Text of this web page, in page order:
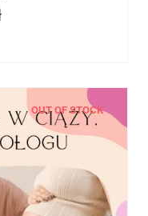
OUT OF STOCK